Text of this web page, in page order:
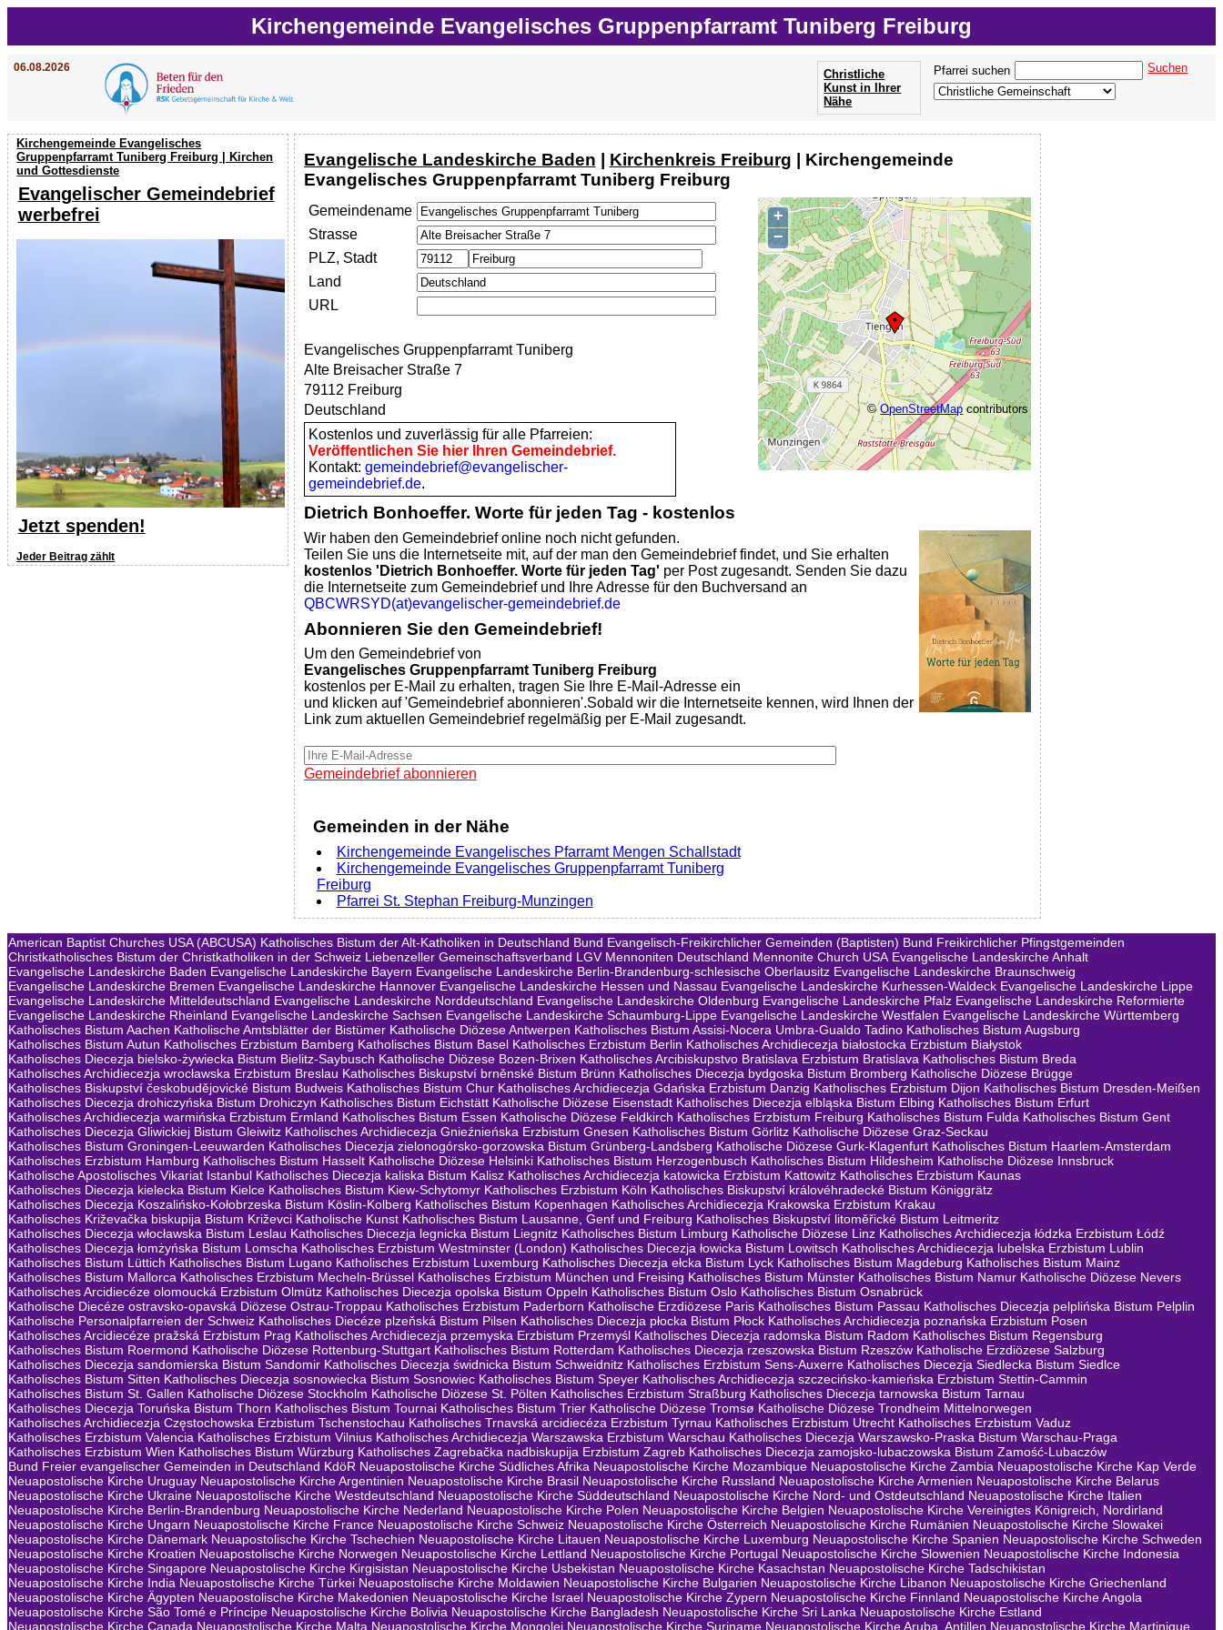
Kirchengemeinde Evangelisches Gruppenpfarramt Tuniberg Freiburg
06.08.2026 Pfarrei suchen Suchen
Christliche
Kunst in Ihrer
Nähe
Kirchengemeinde Evangelisches
Gruppenpfarramt Tuniberg Freiburg | Kirchen
und Gottesdienste
Evangelischer Gemeindebrief
werbefrei
Jetzt spenden!
Jeder Beitrag zählt
Evangelische Landeskirche Baden Kirchenkreis Freiburg | Kirchengemeinde
Evangelisches Gruppenpfarramt Tuniberg Freiburg
+
−
©OpenStreetMapcontributors
Gemeindename
Strasse
PLZ, Stadt
Land
URL
Evangelisches Gruppenpfarramt Tuniberg
Alte Breisacher Straße 7
79112 Freiburg
Deutschland
Kostenlos und zuverlässig für alle Pfarreien:
Veröffentlichen Sie hier Ihren Gemeindebrief.
Kontakt: gemeindebrief@evangelischer-
gemeindebrief.de.
Dietrich Bonhoeffer. Worte für jeden Tag - kostenlos
Wir haben den Gemeindebrief online noch nicht gefunden.
Teilen Sie uns die Internetseite mit, auf der man den Gemeindebrief findet, und Sie erhalten
kostenlos 'Dietrich Bonhoeffer. Worte für jeden Tag' per Post zugesandt. Senden Sie dazu
die Internetseite zum Gemeindebrief und Ihre Adresse für den Buchversand an
QBCWRSYD(at)evangelischer-gemeindebrief.de
Abonnieren Sie den Gemeindebrief!
Um den Gemeindebrief von
Evangelisches Gruppenpfarramt Tuniberg Freiburg
kostenlos per E-Mail zu erhalten, tragen Sie Ihre E-Mail-Adresse ein
und klicken auf 'Gemeindebrief abonnieren'.Sobald wir die Internetseite kennen, wird Ihnen der
Link zum aktuellen Gemeindebrief regelmäßig per E-Mail zugesandt.
Gemeindebrief abonnieren
Gemeinden in der Nähe
Kirchengemeinde Evangelisches Pfarramt Mengen Schallstadt
Kirchengemeinde Evangelisches Gruppenpfarramt Tuniberg
Freiburg
Pfarrei St. Stephan Freiburg-Munzingen
American Baptist Churches USA (ABCUSA) Katholisches Bistum der Alt-Katholiken in Deutschland Bund Evangelisch-Freikirchlicher Gemeinden (Baptisten) Bund Freikirchlicher Pfingstgemeinden
Christkatholisches Bistum der Christkatholiken in der Schweiz Liebenzeller Gemeinschaftsverband LGV Mennoniten Deutschland Mennonite Church USA Evangelische Landeskirche Anhalt
Evangelische Landeskirche Baden Evangelische Landeskirche Bayern Evangelische Landeskirche Berlin-Brandenburg-schlesische Oberlausitz Evangelische Landeskirche Braunschweig
Evangelische Landeskirche Bremen Evangelische Landeskirche Hannover Evangelische Landeskirche Hessen und Nassau Evangelische Landeskirche Kurhessen-Waldeck Evangelische Landeskirche Lippe
Evangelische Landeskirche Mitteldeutschland Evangelische Landeskirche Norddeutschland Evangelische Landeskirche Oldenburg Evangelische Landeskirche Pfalz Evangelische Landeskirche Reformierte
Evangelische Landeskirche Rheinland Evangelische Landeskirche Sachsen Evangelische Landeskirche Schaumburg-Lippe Evangelische Landeskirche Westfalen Evangelische Landeskirche Württemberg
Katholisches Bistum Aachen Katholische Amtsblätter der Bistümer Katholische Diözese Antwerpen Katholisches Bistum Assisi-Nocera Umbra-Gualdo Tadino Katholisches Bistum Augsburg
Katholisches Bistum Autun Katholisches Erzbistum Bamberg Katholisches Bistum Basel Katholisches Erzbistum Berlin Katholisches Archidiecezja białostocka Erzbistum Białystok
Katholisches Diecezja bielsko-żywiecka Bistum Bielitz-Saybusch Katholische Diözese Bozen-Brixen Katholisches Arcibiskupstvo Bratislava Erzbistum Bratislava Katholisches Bistum Breda
Katholisches Archidiecezja wrocławska Erzbistum Breslau Katholisches Biskupství brněnské Bistum Brünn Katholisches Diecezja bydgoska Bistum Bromberg Katholische Diözese Brügge
Katholisches Biskupství českobudějovické Bistum Budweis Katholisches Bistum Chur Katholisches Archidiecezja Gdańska Erzbistum Danzig Katholisches Erzbistum Dijon Katholisches Bistum Dresden-Meißen
Katholisches Diecezja drohiczyńska Bistum Drohiczyn Katholisches Bistum Eichstätt Katholische Diözese Eisenstadt Katholisches Diecezja elbląska Bistum Elbing Katholisches Bistum Erfurt
Katholisches Archidiecezja warmińska Erzbistum Ermland Katholisches Bistum Essen Katholische Diözese Feldkirch Katholisches Erzbistum Freiburg Katholisches Bistum Fulda Katholisches Bistum Gent
Katholisches Diecezja Gliwickiej Bistum Gleiwitz Katholisches Archidiecezja Gnieźnieńska Erzbistum Gnesen Katholisches Bistum Görlitz Katholische Diözese Graz-Seckau
Katholisches Bistum Groningen-Leeuwarden Katholisches Diecezja zielonogórsko-gorzowska Bistum Grünberg-Landsberg Katholische Diözese Gurk-Klagenfurt Katholisches Bistum Haarlem-Amsterdam
Katholisches Erzbistum Hamburg Katholisches Bistum Hasselt Katholische Diözese Helsinki Katholisches Bistum Herzogenbusch Katholisches Bistum Hildesheim Katholische Diözese Innsbruck
Katholische Apostolisches Vikariat Istanbul Katholisches Diecezja kaliska Bistum Kalisz Katholisches Archidiecezja katowicka Erzbistum Kattowitz Katholisches Erzbistum Kaunas
Katholisches Diecezja kielecka Bistum Kielce Katholisches Bistum Kiew-Schytomyr Katholisches Erzbistum Köln Katholisches Biskupství královéhradecké Bistum Königgrätz
Katholisches Diecezja Koszalińsko-Kołobrzeska Bistum Köslin-Kolberg Katholisches Bistum Kopenhagen Katholisches Archidiecezja Krakowska Erzbistum Krakau
Katholisches Križevačka biskupija Bistum Križevci Katholische Kunst Katholisches Bistum Lausanne, Genf und Freiburg Katholisches Biskupství litoměřické Bistum Leitmeritz
Katholisches Diecezja włocławska Bistum Leslau Katholisches Diecezja legnicka Bistum Liegnitz Katholisches Bistum Limburg Katholische Diözese Linz Katholisches Archidiecezja łódzka Erzbistum Łódź
Katholisches Diecezja łomżyńska Bistum Lomscha Katholisches Erzbistum Westminster (London) Katholisches Diecezja łowicka Bistum Lowitsch Katholisches Archidiecezja lubelska Erzbistum Lublin
Katholisches Bistum Lüttich Katholisches Bistum Lugano Katholisches Erzbistum Luxemburg Katholisches Diecezja ełcka Bistum Lyck Katholisches Bistum Magdeburg Katholisches Bistum Mainz
Katholisches Bistum Mallorca Katholisches Erzbistum Mecheln-Brüssel Katholisches Erzbistum München und Freising Katholisches Bistum Münster Katholisches Bistum Namur Katholische Diözese Nevers
Katholisches Arcidiecéze olomoucká Erzbistum Olmütz Katholisches Diecezja opolska Bistum Oppeln Katholisches Bistum Oslo Katholisches Bistum Osnabrück
Katholische Diecéze ostravsko-opavská Diözese Ostrau-Troppau Katholisches Erzbistum Paderborn Katholische Erzdiözese Paris Katholisches Bistum Passau Katholisches Diecezja pelplińska Bistum Pelplin
Katholische Personalpfarreien der Schweiz Katholisches Diecéze plzeňská Bistum Pilsen Katholisches Diecezja płocka Bistum Płock Katholisches Archidiecezja poznańska Erzbistum Posen
Katholisches Arcidiecéze pražská Erzbistum Prag Katholisches Archidiecezja przemyska Erzbistum Przemyśl Katholisches Diecezja radomska Bistum Radom Katholisches Bistum Regensburg
Katholisches Bistum Roermond Katholische Diözese Rottenburg-Stuttgart Katholisches Bistum Rotterdam Katholisches Diecezja rzeszowska Bistum Rzeszów Katholische Erzdiözese Salzburg
Katholisches Diecezja sandomierska Bistum Sandomir Katholisches Diecezja świdnicka Bistum Schweidnitz Katholisches Erzbistum Sens-Auxerre Katholisches Diecezja Siedlecka Bistum Siedlce
Katholisches Bistum Sitten Katholisches Diecezja sosnowiecka Bistum Sosnowiec Katholisches Bistum Speyer Katholisches Archidiecezja szczecińsko-kamieńska Erzbistum Stettin-Cammin
Katholisches Bistum St. Gallen Katholische Diözese Stockholm Katholische Diözese St. Pölten Katholisches Erzbistum Straßburg Katholisches Diecezja tarnowska Bistum Tarnau
Katholisches Diecezja Toruńska Bistum Thorn Katholisches Bistum Tournai Katholisches Bistum Trier Katholische Diözese Tromsø Katholische Diözese Trondheim Mittelnorwegen
Katholisches Archidiecezja Częstochowska Erzbistum Tschenstochau Katholisches Trnavská arcidiecéza Erzbistum Tyrnau Katholisches Erzbistum Utrecht Katholisches Erzbistum Vaduz
Katholisches Erzbistum Valencia Katholisches Erzbistum Vilnius Katholisches Archidiecezja Warszawska Erzbistum Warschau Katholisches Diecezja Warszawsko-Praska Bistum Warschau-Praga
Katholisches Erzbistum Wien Katholisches Bistum Würzburg Katholisches Zagrebačka nadbiskupija Erzbistum Zagreb Katholisches Diecezja zamojsko-lubaczowska Bistum Zamość-Lubaczów
Bund Freier evangelischer Gemeinden in Deutschland KdöR Neuapostolische Kirche Südliches Afrika Neuapostolische Kirche Mozambique Neuapostolische Kirche Zambia Neuapostolische Kirche Kap Verde
Neuapostolische Kirche Uruguay Neuapostolische Kirche Argentinien Neuapostolische Kirche Brasil Neuapostolische Kirche Russland Neuapostolische Kirche Armenien Neuapostolische Kirche Belarus
Neuapostolische Kirche Ukraine Neuapostolische Kirche Westdeutschland Neuapostolische Kirche Süddeutschland Neuapostolische Kirche Nord- und Ostdeutschland Neuapostolische Kirche Italien
Neuapostolische Kirche Berlin-Brandenburg Neuapostolische Kirche Nederland Neuapostolische Kirche Polen Neuapostolische Kirche Belgien Neuapostolische Kirche Vereinigtes Königreich, Nordirland
Neuapostolische Kirche Ungarn Neuapostolische Kirche France Neuapostolische Kirche Schweiz Neuapostolische Kirche Österreich Neuapostolische Kirche Rumänien Neuapostolische Kirche Slowakei
Neuapostolische Kirche Dänemark Neuapostolische Kirche Tschechien Neuapostolische Kirche Litauen Neuapostolische Kirche Luxemburg Neuapostolische Kirche Spanien Neuapostolische Kirche Schweden
Neuapostolische Kirche Kroatien Neuapostolische Kirche Norwegen Neuapostolische Kirche Lettland Neuapostolische Kirche Portugal Neuapostolische Kirche Slowenien Neuapostolische Kirche Indonesia
Neuapostolische Kirche Singapore Neuapostolische Kirche Kirgisistan Neuapostolische Kirche Usbekistan Neuapostolische Kirche Kasachstan Neuapostolische Kirche Tadschikistan
Neuapostolische Kirche India Neuapostolische Kirche Türkei Neuapostolische Kirche Moldawien Neuapostolische Kirche Bulgarien Neuapostolische Kirche Libanon Neuapostolische Kirche Griechenland
Neuapostolische Kirche Ägypten Neuapostolische Kirche Makedonien Neuapostolische Kirche Israel Neuapostolische Kirche Zypern Neuapostolische Kirche Finnland Neuapostolische Kirche Angola
Neuapostolische Kirche São Tomé e Príncipe Neuapostolische Kirche Bolivia Neuapostolische Kirche Bangladesh Neuapostolische Kirche Sri Lanka Neuapostolische Kirche Estland
Neuapostolische Kirche Canada Neuapostolische Kirche Malta Neuapostolische Kirche Mongolei Neuapostolische Kirche Suriname Neuapostolische Kirche Aruba, Antillen Neuapostolische Kirche Martinique